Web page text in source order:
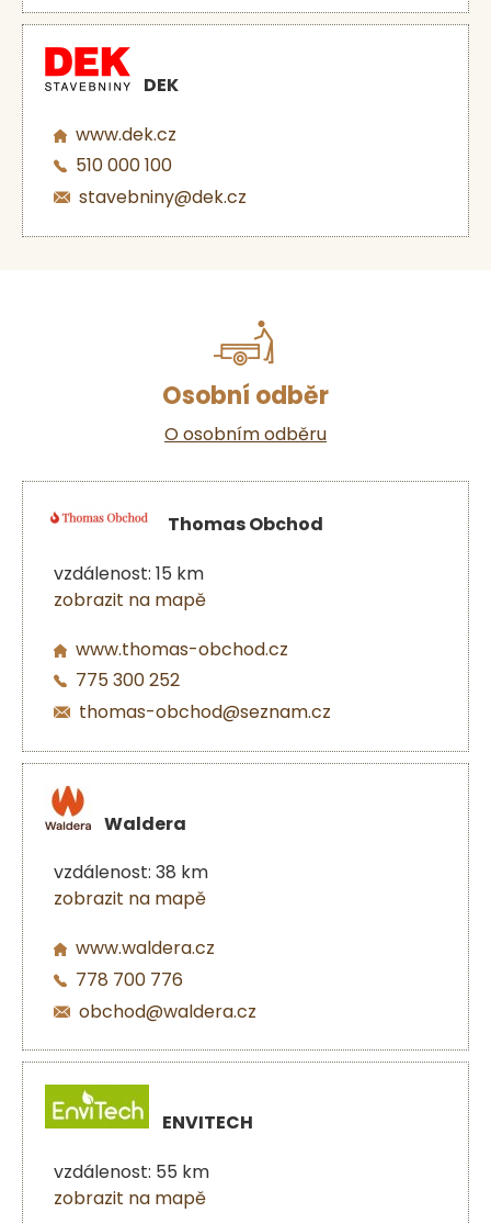
DEK
www.dek.cz
510 000 100
stavebniny@dek.cz
Osobní odběr
O osobním odběru
Thomas Obchod
vzdálenost: 15 km
zobrazit na mapě
www.thomas-obchod.cz
775 300 252
thomas-obchod@seznam.cz
Waldera
vzdálenost: 38 km
zobrazit na mapě
www.waldera.cz
778 700 776
obchod@waldera.cz
ENVITECH
vzdálenost: 55 km
zobrazit na mapě